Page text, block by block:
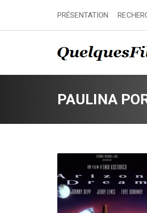
PRÉSENTATION
PAULINA